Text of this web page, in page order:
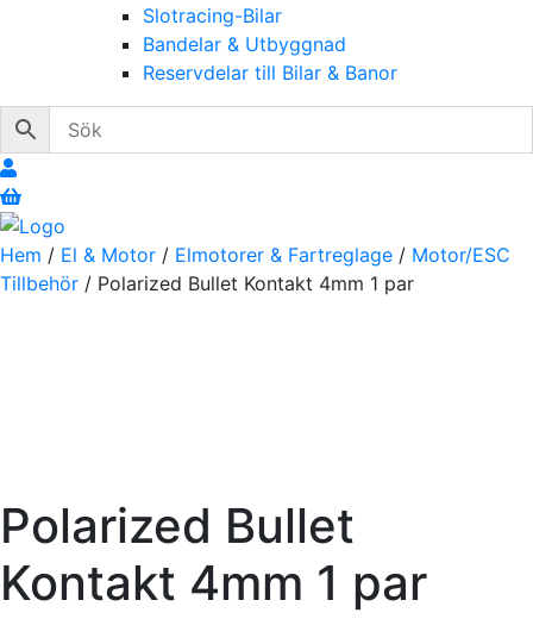
Slotracing-Bilar
Bandelar & Utbyggnad
Reservdelar till Bilar & Banor
Hem / El & Motor / Elmotorer & Fartreglage / Motor/ESC
Tillbehör / Polarized Bullet Kontakt 4mm 1 par
Polarized Bullet
Kontakt 4mm 1 par